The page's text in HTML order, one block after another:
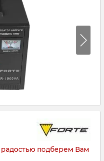
подберем Вам